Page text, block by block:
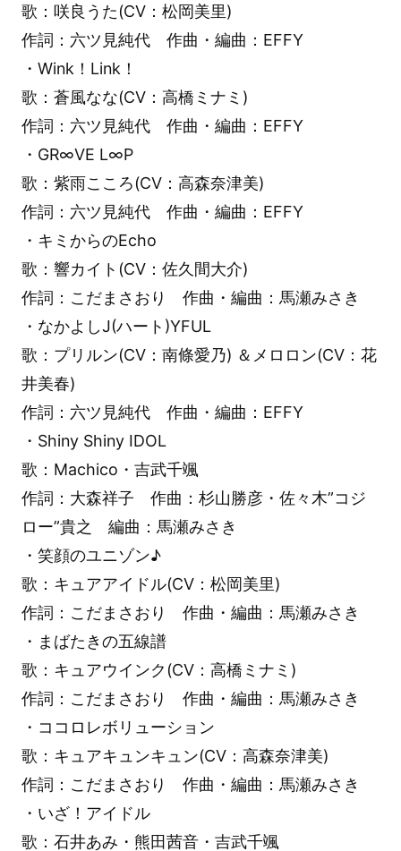
歌：咲良うた(CV：松岡美里)
作詞：六ツ見純代 作曲・編曲：EFFY
・Wink！Link！
歌：蒼風なな(CV：高橋ミナミ)
作詞：六ツ見純代 作曲・編曲：EFFY
・GR∞VE L∞P
歌：紫雨こころ(CV：高森奈津美)
作詞：六ツ見純代 作曲・編曲：EFFY
・キミからのEcho
歌：響カイト(CV：佐久間大介)
作詞：こだまさおり 作曲・編曲：馬瀬みさき
・なかよしJ(ハート)YFUL
歌：プリルン(CV：南條愛乃) ＆メロロン(CV：花
井美春)
作詞：六ツ見純代 作曲・編曲：EFFY
・Shiny Shiny IDOL
歌：Machico・吉武千颯
作詞：大森祥子 作曲：杉山勝彦・佐々木”コジ
ロー”貴之 編曲：馬瀬みさき
・笑顔のユニゾン♪
歌：キュアアイドル(CV：松岡美里)
作詞：こだまさおり 作曲・編曲：馬瀬みさき
・まばたきの五線譜
歌：キュアウインク(CV：高橋ミナミ)
作詞：こだまさおり 作曲・編曲：馬瀬みさき
・ココロレボリューション
歌：キュアキュンキュン(CV：高森奈津美)
作詞：こだまさおり 作曲・編曲：馬瀬みさき
・いざ！アイドル
歌：石井あみ・熊田茜音・吉武千颯